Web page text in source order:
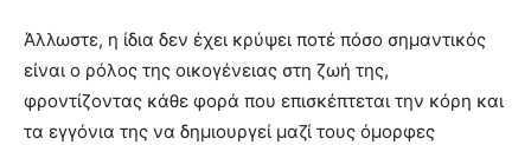
Άλλωστε, η ίδια δεν έχει κρύψει ποτέ πόσο σημαντικός
είναι ο ρόλος της οικογένειας στη ζωή της,
φροντίζοντας κάθε φορά που επισκέπτεται την κόρη και
τα εγγόνια της να δημιουργεί μαζί τους όμορφες